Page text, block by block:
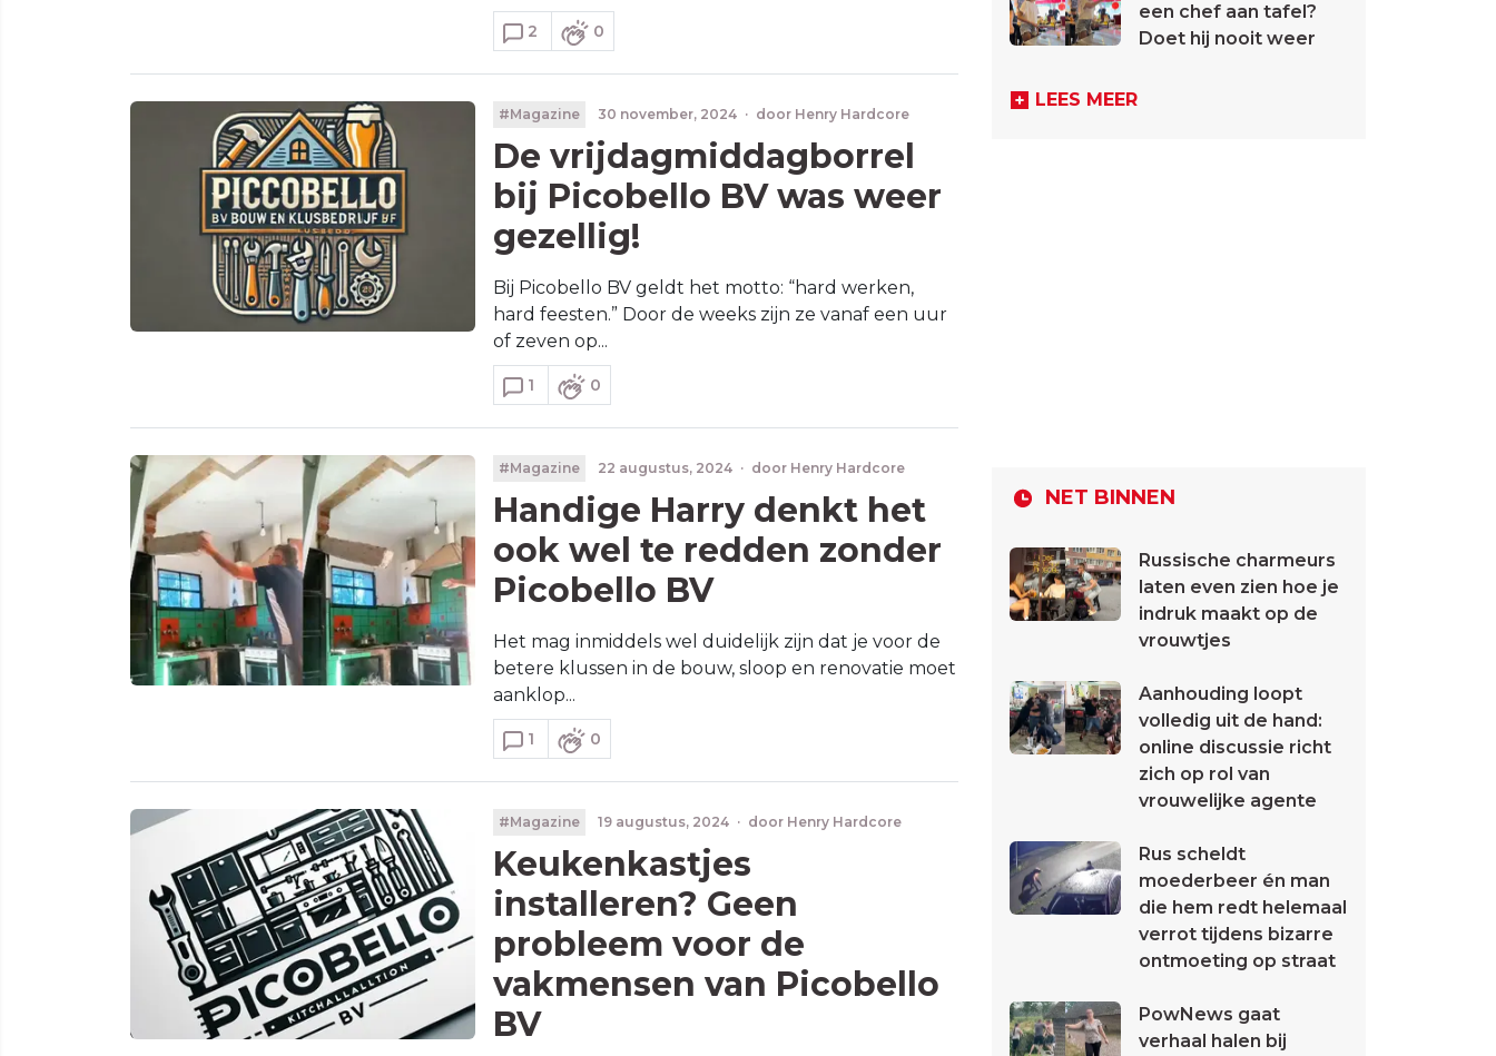
2 0
#Magazine 30 november, 2024 · door Henry Hardcore
De vrijdagmiddagborrel
bij Picobello BV was weer
gezellig!
Bij Picobello BV geldt het motto: “hard werken,
hard feesten.” Door de weeks zijn ze vanaf een uur
of zeven op...
1 0
#Magazine 22 augustus, 2024 · door Henry Hardcore
Handige Harry denkt het
ook wel te redden zonder
Picobello BV
Het mag inmiddels wel duidelijk zijn dat je voor de
betere klussen in de bouw, sloop en renovatie moet
aanklop...
1 0
#Magazine 19 augustus, 2024 · door Henry Hardcore
Keukenkastjes
installeren? Geen
probleem voor de
vakmensen van Picobello
BV
een chef aan tafel?
Doet hij nooit weer
LEES MEER
NET BINNEN
Russische charmeurs
laten even zien hoe je
indruk maakt op de
vrouwtjes
Aanhouding loopt
volledig uit de hand:
online discussie richt
zich op rol van
vrouwelijke agente
Rus scheldt
moederbeer én man
die hem redt helemaal
verrot tijdens bizarre
ontmoeting op straat
PowNews gaat
verhaal halen bij